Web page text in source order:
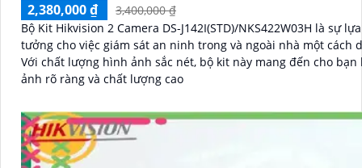
2,380,000 ₫
3,400,000 ₫
Bộ Kit Hikvision 2 Camera DS-J142I(STD)/NKS422W03H là sự
tưởng cho việc giám sát an ninh trong và ngoài nhà một cách
Với chất lượng hình ảnh sắc nét, bộ kit này mang đến cho bạn
ảnh rõ ràng và chất lượng cao